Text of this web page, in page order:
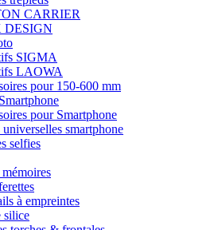
CARRIER
DESIGN
SIGMA
LAOWA
pour 150-600 mm
pour Smartphone
universelles smartphone
selfies
à empreintes
silice